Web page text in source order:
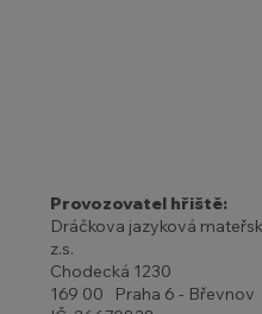
Provozovatel hřiště:
Dráčkova jazyková
z.s.
Chodecká 1230
169 00 Praha 6 - Břevnov